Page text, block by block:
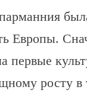
Европы.
первые
росту в